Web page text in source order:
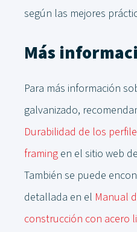
según las mejores
Más
Para más información
galvanizado,
Durabilidad de los
framing en el sitio web
También se puede
detallada en el Manual
construcción con acero